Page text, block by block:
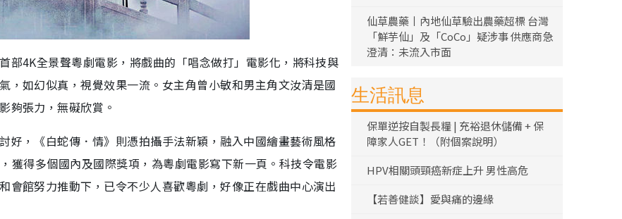
部4K全景聲粵劇電影，將戲曲的「唱念做打」電影化，將科技與
，如幻似真，視覺效果一流。女主角曾小敏和男主角文汝清是國
夠張力，無礙欣賞。
好，《白蛇傳．情》則憑拍攝手法新穎，融入中國繪畫藝術風格
獲得多個國內及國際獎項，為粵劇電影寫下新一頁。科技令電影
會館努力推動下，已令不少人喜歡粵劇，好像正在戲曲中心演出
仙草農藥丨內地仙草驗出農藥超標 台灣
「鮮芋仙」及「CoCo」疑涉事 供應商急
澄清：未流入市面
生活訊息
保單逆按自製長糧 | 充裕退休儲備 + 保
障家人GET！（附個案說明）
HPV相關頭頸癌新症上升 男性高危
【若善健談】愛與痛的邊緣